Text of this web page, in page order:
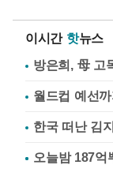
이시간 핫뉴스
방은희, 母 고
월드컵 예선
한국 떠난 김